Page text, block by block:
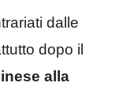
dalle
dopo il
alla